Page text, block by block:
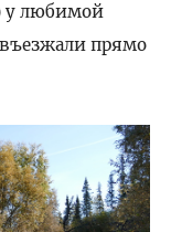
у любимой
прямо